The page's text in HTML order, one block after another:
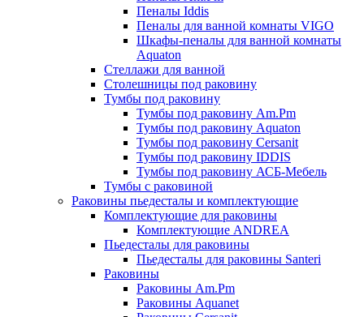
Пеналы Iddis
Пеналы для ванной комнаты VIGO
Шкафы-пеналы для ванной комнаты
Aquaton
Стеллажи для ванной
Столешницы под раковину
Тумбы под раковину
Тумбы под раковину Am.Pm
Тумбы под раковину Aquaton
Тумбы под раковину Cersanit
Тумбы под раковину IDDIS
Тумбы под раковину АСБ-Мебель
Тумбы с раковиной
Раковины пьедесталы и комплектующие
Комплектующие для раковины
Комплектующие ANDREA
Пьедесталы для раковины
Пьедесталы для раковины Santeri
Раковины
Раковины Am.Pm
Раковины Aquanet